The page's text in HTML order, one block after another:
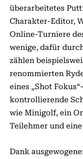
überarbeitetes
Charakter-Editor,
Online-Turniere
wenige, dafür
zählen
renommierten
eines „Shot
kontrollierende
wie Minigolf, ein
Teilehmer und
Dank